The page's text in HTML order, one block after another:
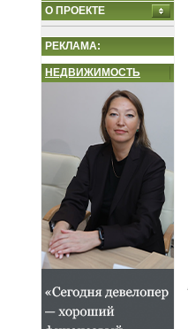
О ПРОЕКТЕ
РЕКЛАМА:
НЕДВИЖИМОСТЬ